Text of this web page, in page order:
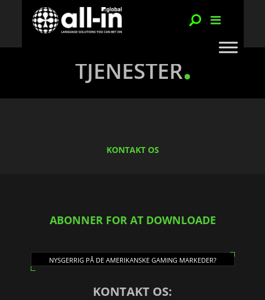
TJENESTER
KONTAKT OS
ABONNER FOR AT DOWNLOADE
NYSGERRIG PÅ DE AMERIKANSKE GAMING MARKEDER?
KONTAKT OS: